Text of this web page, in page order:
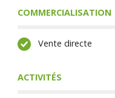
COMMERCIALISATION
Vente directe
ACTIVITÉS